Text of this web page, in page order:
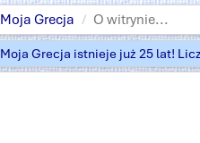
Moja Grecja O witrynie...
Moja Grecja istnieje już 25 lat!